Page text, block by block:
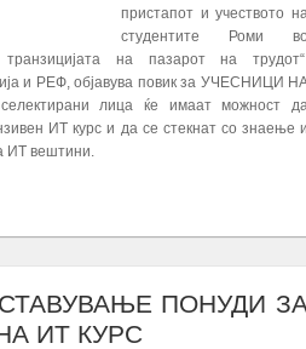
пристапот и учеството
студентите Роми
на пазарот на
и РЕФ, објавува повик за УЧЕСНИЦИ
лица ќе имаат можност
ИТ курс и да се стекнат со знаење
ИТ вештини.
ПОНУДИ
ИТ КУРС